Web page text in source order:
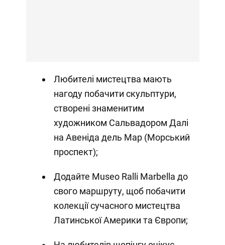
Любителі мистецтва мають
нагоду побачити скульптури,
створені знаменитим
художником Сальвадором Далі
на Авеніда дель Мар (Морський
проспект);
Додайте Museo Ralli Marbella до
свого маршруту, щоб побачити
колекції сучасного мистецтва
Латинської Америки та Європи;